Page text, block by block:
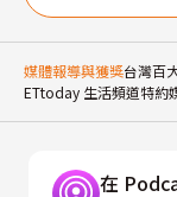
媒體報導與獲獎台灣百
ETtoday 生活頻道特約
在